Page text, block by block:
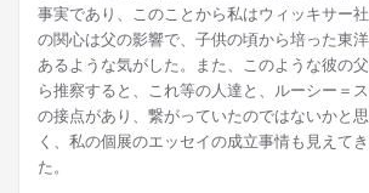
事実であり、このことから私はウィッキサー
の関心は父の影響で、子供の頃から培った東
あるような気がした。また、このような彼の
ら推察すると、これ等の人達と、ルーシー＝
の接点があり、繋がっていたのではないかと
く、私の個展のエッセイの成立事情も見えて
た。